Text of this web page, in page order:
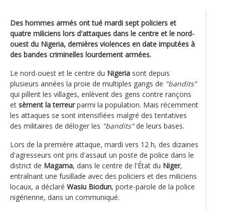
Des hommes armés ont tué mardi sept policiers et
quatre miliciens lors d'attaques dans le centre et le nord-
ouest du Nigeria, dernières violences en date imputées à
des bandes criminelles lourdement armées.
Le nord-ouest et le centre du Nigeria sont depuis
plusieurs années la proie de multiples gangs de "bandits"
qui pillent les villages, enlèvent des gens contre rançons
et sèment la terreurparmi la population. Mais récemment
les attaques se sont intensifiées malgré des tentatives
des militaires de déloger les "bandits"de leurs bases.
Lors de la première attaque, mardi vers 12 h, des dizaines
d'agresseurs ont pris d'assaut un poste de police dans le
district de Magama, dans le centre de l'État du Niger,
entraînant une fusillade avec des policiers et des miliciens
locaux, a déclaré Wasiu Biodun, porte-parole de la police
nigérienne, dans un communiqué.